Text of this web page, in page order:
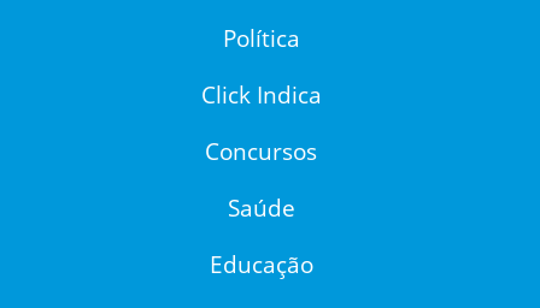
Política
Click Indica
Concursos
Saúde
Educação